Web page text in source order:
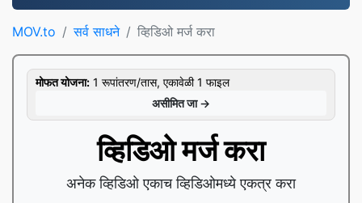
MOV.to सर्व साधने व्हिडिओ मर्ज करा
मोफत योजना: 1 रूपांतरण/तास, एकावेळी 1 फाइल
असीमित जा →
व्हिडिओ मर्ज करा
अनेक व्हिडिओ एकाच व्हिडिओमध्ये एकत्र करा